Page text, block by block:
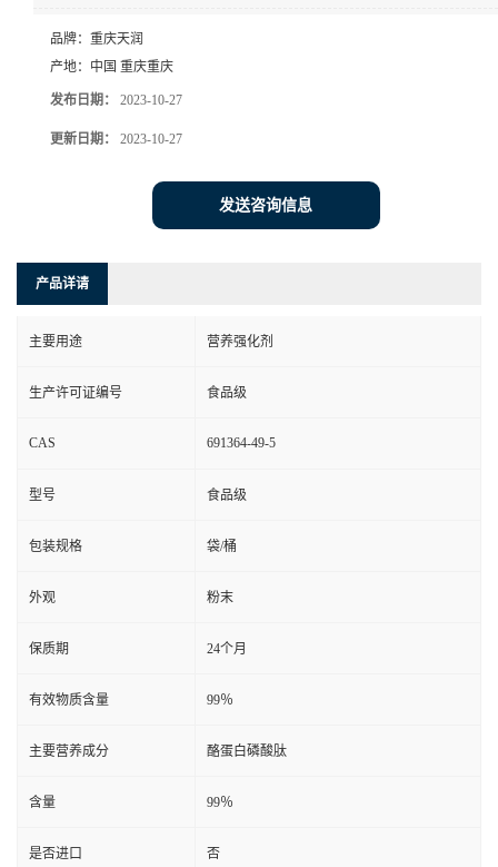
品牌： 重庆天润
产地： 中国 重庆重庆
发布日期： 2023-10-27
更新日期： 2023-10-27
发送咨询信息
产品详请
主要用途 营养强化剂
生产许可证编号 食品级
CAS 691364-49-5
型号 食品级
包装规格 袋/桶
外观 粉末
保质期 24个月
有效物质含量 99％
主要营养成分 酪蛋白磷酸肽
含量 99％
是否进口 否